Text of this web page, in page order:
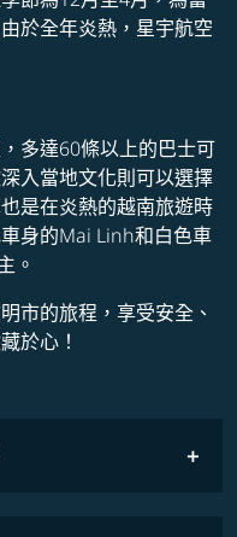
於全年炎熱，星宇航空
多達60條以上的巴士可
入當地文化則可以選擇
是在炎熱的越南旅遊時
身的Mai Linh和白色車
。
市的旅程，享受安全、
於心！